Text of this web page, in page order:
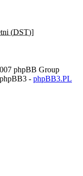
(DST)]
phpBB Group
- phpBB3.PL